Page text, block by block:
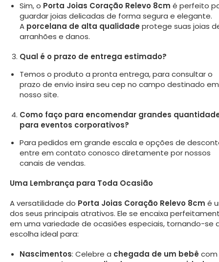
Sim, o Porta Joias Coração Relevo 8cm é perfeito
guardar joias delicadas de forma segura e elegante.
A porcelana de alta qualidade protege suas joias
arranhões e danos.
Qual é o prazo de entrega estimado?
Temos o produto a pronta entrega, para consultar o
prazo de envio insira seu cep no campo destinado em
nosso site.
Como faço para encomendar grandes
para eventos corporativos?
Para pedidos em grande escala e opções de
entre em contato conosco diretamente por nossos
canais de vendas.
Uma Lembrança para Toda Ocasião
A versatilidade do Porta Joias Coração Relevo 8cm é
dos seus principais atrativos. Ele se encaixa
em uma variedade de ocasiões especiais, tornando-se
escolha ideal para:
Nascimentos: Celebre a chegada de um bebê com